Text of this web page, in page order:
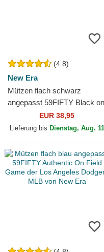
(4.8)
New Era
Mützen flach schwarz
angepasst 59FIFTY Black on
Black der New York Yankees
MLB von New Era
EUR 38,95
Lieferung bis Dienstag, Aug. 11